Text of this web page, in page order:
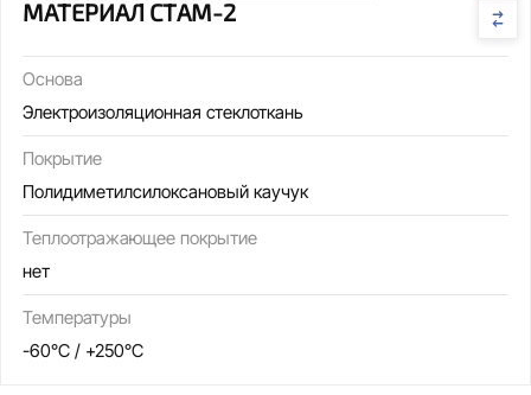
МАТЕРИАЛ СТАМ-2
Основа
Электроизоляционная стеклоткань
Покрытие
Полидиметилсилоксановый каучук
Теплоотражающее покрытие
нет
Температуры
-60°C / +250°C